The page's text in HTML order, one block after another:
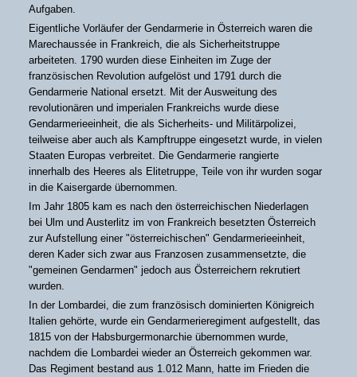
Aufgaben.
Eigentliche Vorläufer der Gendarmerie in Österreich waren die
Marechaussée in Frankreich, die als Sicherheitstruppe
arbeiteten. 1790 wurden diese Einheiten im Zuge der
französischen Revolution aufgelöst und 1791 durch die
Gendarmerie National ersetzt. Mit der Ausweitung des
revolutionären und imperialen Frankreichs wurde diese
Gendarmerieeinheit, die als Sicherheits- und Militärpolizei,
teilweise aber auch als Kampftruppe eingesetzt wurde, in vielen
Staaten Europas verbreitet. Die Gendarmerie rangierte
innerhalb des Heeres als Elitetruppe, Teile von ihr wurden sogar
in die Kaisergarde übernommen.
Im Jahr 1805 kam es nach den österreichischen Niederlagen
bei Ulm und Austerlitz im von Frankreich besetzten Österreich
zur Aufstellung einer "österreichischen" Gendarmerieeinheit,
deren Kader sich zwar aus Franzosen zusammensetzte, die
"gemeinen Gendarmen" jedoch aus Österreichern rekrutiert
wurden.
In der Lombardei, die zum französisch dominierten Königreich
Italien gehörte, wurde ein Gendarmerieregiment aufgestellt, das
1815 von der Habsburgermonarchie übernommen wurde,
nachdem die Lombardei wieder an Österreich gekommen war.
Das Regiment bestand aus 1.012 Mann, hatte im Frieden die